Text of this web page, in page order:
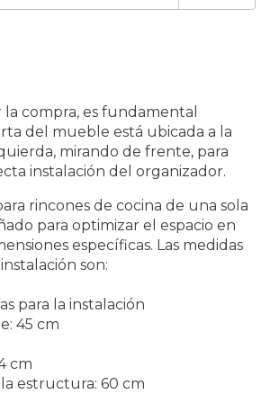
compra, es fundamental
del mueble está ubicada a la
mirando de frente, para
instalación del organizador.
rincones de cocina de una sola
para optimizar el espacio en
específicas. Las medidas
son:
para la instalación
45 cm
cm
estructura: 60 cm